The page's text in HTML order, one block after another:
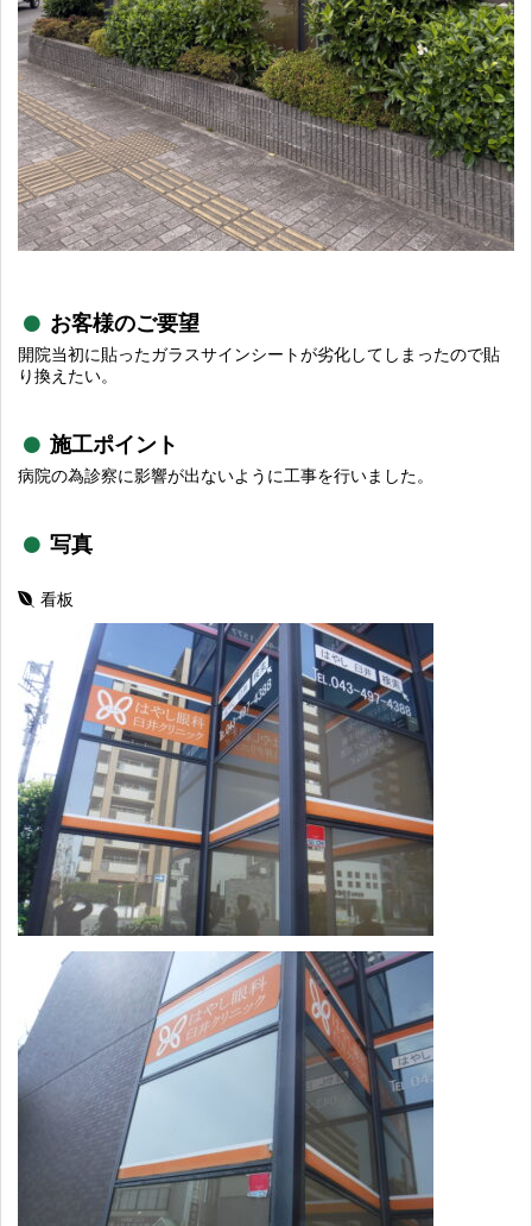
お客様のご要望
開院当初に貼ったガラスサインシートが劣化してしまったので貼
り換えたい。
施工ポイント
病院の為診察に影響が出ないように工事を行いました。
写真
看板